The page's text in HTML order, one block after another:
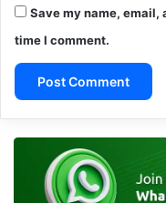
Save my name, email,
time I comment.